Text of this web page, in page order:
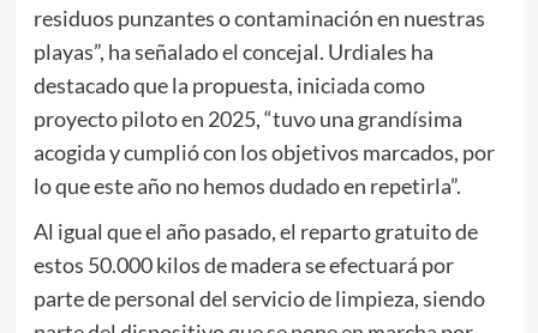
residuos punzantes o contaminación en nuestras
playas”, ha señalado el concejal. Urdiales ha
destacado que la propuesta, iniciada como
proyecto piloto en 2025, “tuvo una grandísima
acogida y cumplió con los objetivos marcados, por
lo que este año no hemos dudado en repetirla”.
Al igual que el año pasado, el reparto gratuito de
estos 50.000 kilos de madera se efectuará por
parte de personal del servicio de limpieza, siendo